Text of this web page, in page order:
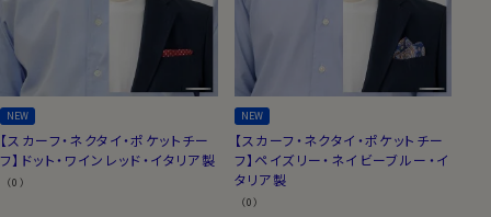
NEW
【スカーフ・ネクタイ・ポケットチー
フ】ドット・ワインレッド・イタリア製
（0）
NEW
【スカーフ・ネクタイ・ポケットチー
フ】ペイズリー・ネイビーブルー・イ
タリア製
（0）